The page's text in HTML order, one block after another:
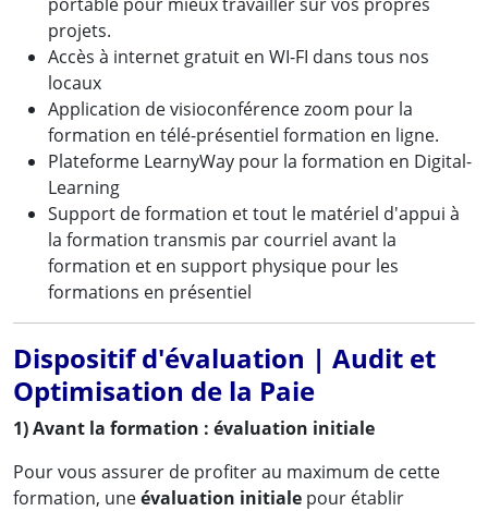
projets.
Accès à internet gratuit en WI-FI dans tous nos
locaux
Application de visioconférence zoom pour la
formation en télé-présentiel formation en ligne.
Plateforme LearnyWay pour la formation en Digital-
Learning
Support de formation et tout le matériel d'appui à
la formation transmis par courriel avant la
formation et en support physique pour les
formations en présentiel
Dispositif d'évaluation | Audit et
Optimisation de la Paie
1) Avant la formation : évaluation initiale
Pour vous assurer de profiter au maximum de cette
formation, uneévaluation initiale pour établir